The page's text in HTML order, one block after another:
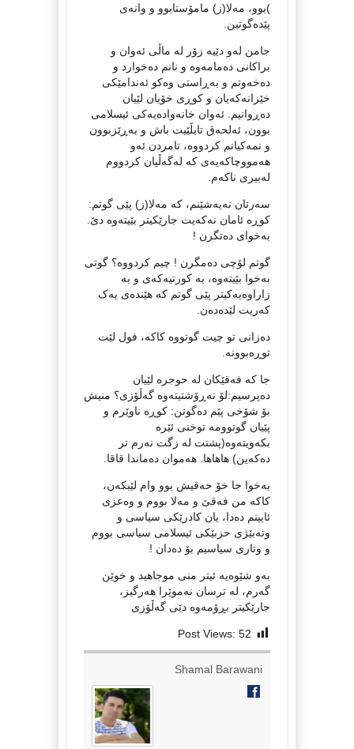
)بوو، مەلا(ز) مامۆستابوو و وانەی
پێدەگوتین.
جامن لەو دێیە زۆر لە ماڵی ئەوان و
براکانی دەمامەوە و نانم دەخوارد و
دەخەوتم و بەڕاستی وەکو ئەندامێکی
خێزانەکەیان و کوڕی خۆیان لێیان
دەڕوانیم. ئەوان خانەوادەیەکی ئیسلامی
بوون، ئەلحەق تابڵێیت باش و بەڕێزبوون
و نمەکیانم کردووە، تامردن ئەو
هەمووچاکەیەی کە لەگەڵیان کردووم
لەبیری ناکەم.
سەرتان نەیەشێنم، کە مەلا(ز) پێی گوتم:
کوڕە ئامان نەکەیت جارێکیتر بێیتەوە دێ.
بەخوای دەتگرن !
گوتم لۆچی دەمگرن ! چیم کردووە؟ گوتی
بەخوا بێیتەوە، بە کورتیەکەی و بە
زاراوەیەکیتر پێی گوتم کە هێندەی یەک
کەریت لێدەدەن.
دەزانی تو چیت گوتووە کاکە، فول لێت
توڕەبوونە.
جا کە فەقێکان لە حوجرە لێیان
دەپرسیم:لۆ نەڕۆشتیتەوە گەڵۆزی؟ منیش
بۆ شۆخی پێم دەگوتن: کوڕە ناوێرم و
پێیان گوتوومە توخنی ئێرە
بکەویتەوە(پشتت لە زگت نەرم تر
دەکەین) هاهاها. هەموان دەماندا قاقا.
بەخوا جا خۆ حەقیش بوو وام لێبکەن،
کاکە من فەقێ و مەلا بووم و وەعزی
ئایینم دەدا، یان کادرێکی سیاسی و
وتەبێژی حزبێکی ئیسلامی سیاسی بووم
و وتاری سیاسیم بۆ دەدان !
بەو شێوەیه ئیتر منی موجاهید و خوێن
گەرم، لە ترسان نەموێرا هەرگیز،
جارێکیتر بڕۆمەوە دێی گەڵۆزی
Post Views: 52
Shamal Barawani